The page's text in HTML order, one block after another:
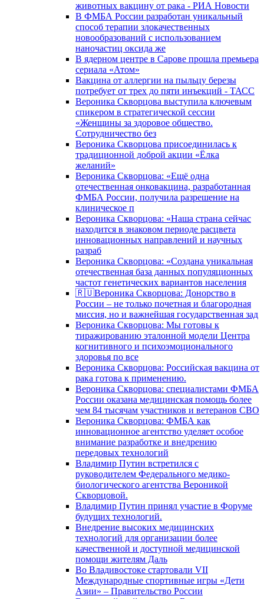
животных вакцину от рака - РИА Новости
В ФМБА России разработан уникальный
способ терапии злокачественных
новообразований с использованием
наночастиц оксида же
В ядерном центре в Сарове прошла премьера
сериала «Атом»
Вакцина от аллергии на пыльцу березы
потребует от трех до пяти инъекций - ТАСС
Вероника Скворцова выступила ключевым
спикером в стратегической сессии
«Женщины за здоровое общество.
Сотрудничество без
Вероника Скворцова присоединилась к
традиционной доброй акции «Ёлка
желаний»
Вероника Скворцова: «Ещё одна
отечественная онковакцина, разработанная
ФМБА России, получила разрешение на
клиническое п
Вероника Скворцова: «Наша страна сейчас
находится в знаковом периоде расцвета
инновационных направлений и научных
разраб
Вероника Скворцова: «Создана уникальная
отечественная база данных популяционных
частот генетических вариантов населения
🇷🇺Вероника Скворцова: Донорство в
России – не только почетная и благородная
миссия, но и важнейшая государственная зад
Вероника Скворцова: Мы готовы к
тиражированию эталонной модели Центра
когнитивного и психоэмоционального
здоровья по все
Вероника Скворцова: Российская вакцина от
рака готова к применению.
Вероника Скворцова: специалистами ФМБА
России оказана медицинская помощь более
чем 84 тысячам участников и ветеранов СВО
Вероника Скворцова: ФМБА как
инновационное агентство уделяет особое
внимание разработке и внедрению
передовых технологий
Владимир Путин встретился с
руководителем Федерального медико-
биологического агентства Вероникой
Скворцовой.
Владимир Путин принял участие в Форуме
будущих технологий.
Внедрение высоких медицинских
технологий для организации более
качественной и доступной медицинской
помощи жителям Даль
Во Владивостоке стартовали VII
Международные спортивные игры «Дети
Азии» – Правительство России